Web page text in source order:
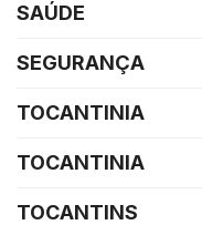
SAÚDE
SEGURANÇA
TOCANTINIA
TOCANTINIA
TOCANTINS